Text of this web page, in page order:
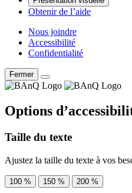
Obtenir de l’aide
Nous joindre
Accessibilité
Confidentialité
Fermer
Options
Taille du texte
Ajustez la taille du texte à vos
100 % 150 % 200 %